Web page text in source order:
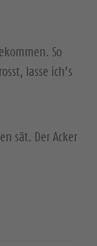
So
lasse ich’s
sät. Der Acker